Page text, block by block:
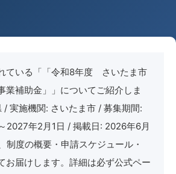
ている「「令和8年度 さいたま市
業補助金」」についてご紹介しま
/ 実施機関: さいたま市 / 募集期間:
2027年2月1日 / 掲載日: 2026年6月
制度の概要・申請スケジュール・
お届けします。詳細は必ず公式ペー